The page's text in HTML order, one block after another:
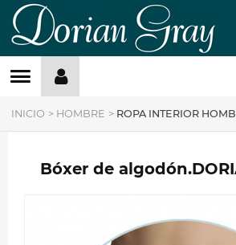
DorianGray
Filtros »
INICIO > HOMBRE > ROPA INTERIOR
Bóxer de